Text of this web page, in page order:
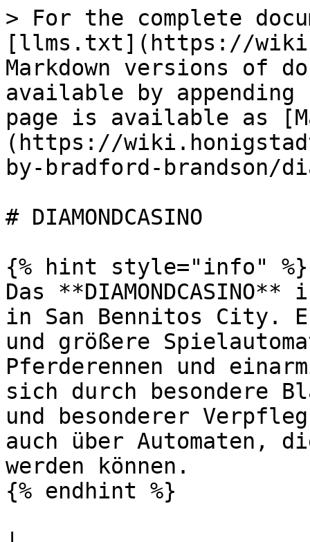
> For the complete
[llms.txt](https://
Markdown versions of
available by
page is available as
(https://
by-bradford-brandson/
# DIAMONDCASINO
{% hint style="info" %}
Das
in San Bennitos City.
und größere
Pferderennen und
sich durch besondere
und besonderer
auch über Automaten,
werden können.
{% endhint %}